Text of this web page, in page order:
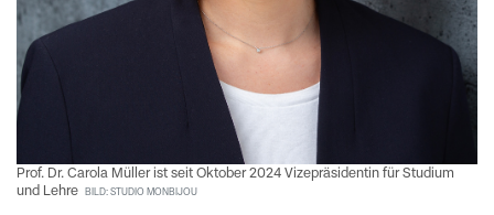
Prof. Dr. Carola Müller ist seit Oktober 2024 Vizepräsidentin für Studium
und Lehre
BILD: STUDIO MONBIJOU